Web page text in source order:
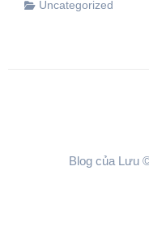
Uncategorized
Blog của Lưu